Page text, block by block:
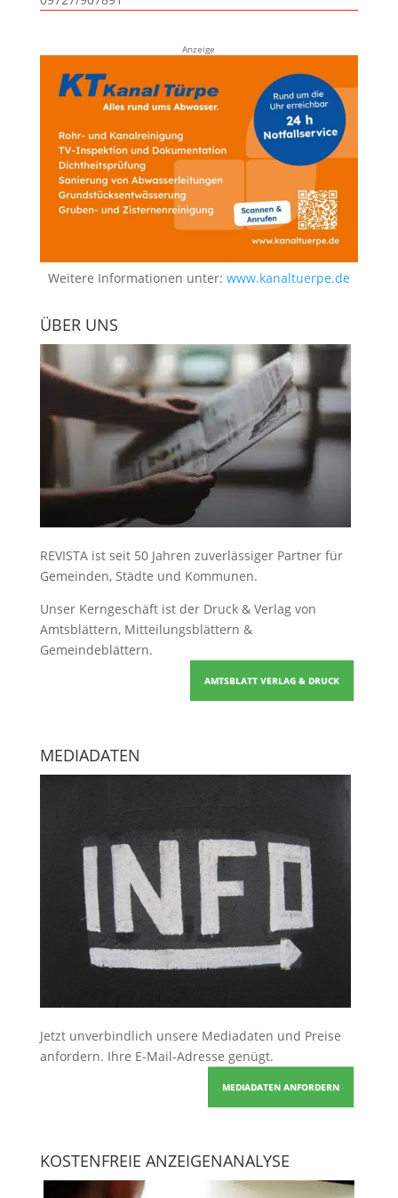
Anzeige
Weitere Informationen unter: www.kanaltuerpe.de
ÜBER UNS
REVISTA ist seit 50 Jahren zuverlässiger Partner für
Gemeinden, Städte und Kommunen.
Unser Kerngeschäft ist der Druck & Verlag von
Amtsblättern, Mitteilungsblättern &
Gemeindeblättern.
AMTSBLATT VERLAG & DRUCK
MEDIADATEN
Jetzt unverbindlich unsere Mediadaten und Preise
anfordern. Ihre E-Mail-Adresse genügt.
MEDIADATEN ANFORDERN
KOSTENFREIE ANZEIGENANALYSE